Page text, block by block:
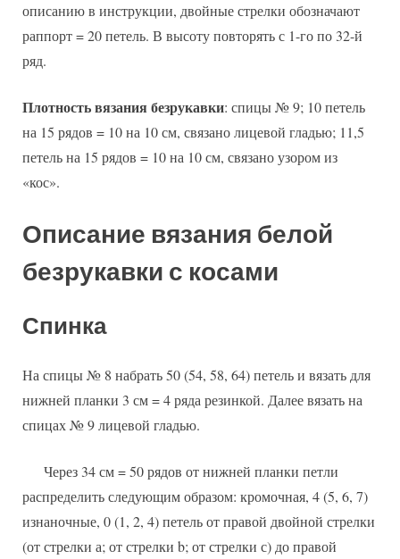
описанию в инструкции, двойные стрелки обозначают
раппорт = 20 петель. В высоту повторять с 1-го по 32-й
ряд.
Плотность вязания безрукавки: спицы № 9; 10 петель
на 15 рядов = 10 на 10 см, связано лицевой гладью; 11,5
петель на 15 рядов = 10 на 10 см, связано узором из
«кос».
Описание вязания белой
безрукавки с косами
Спинка
На спицы № 8 набрать 50 (54, 58, 64) петель и вязать для
нижней планки 3 см = 4 ряда резинкой. Далее вязать на
спицах № 9 лицевой гладью.
Через 34 см = 50 рядов от нижней планки петли
распределить следующим образом: кромочная, 4 (5, 6, 7)
изнаночные, 0 (1, 2, 4) петель от правой двойной стрелки
(от стрелки а; от стрелки b; от стрелки с) до правой